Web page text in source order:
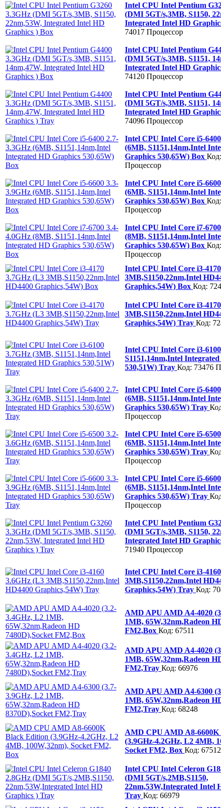
Intel CPU Intel Pentium
(DMI 5GT/s,3MB, S1150,
Integrated Intel HD
74017 Процессор
Intel CPU Intel Pentium
(DMI 5GT/s,3MB, S1151,
Integrated Intel HD
74120 Процессор
Intel CPU Intel Pentium
(DMI 5GT/s,3MB, S1151,
Integrated Intel HD
74096 Процессор
Intel CPU Intel Core i5-
(6MB, S1151,14nm,Intel
Graphics 530,65W) Box
Процессор
Intel CPU Intel Core i5-
(6MB, S1151,14nm,Intel
Graphics 530,65W) Box
Процессор
Intel CPU Intel Core i7-
(8MB, S1151,14nm,Intel
Graphics 530,65W) Box
Процессор
Intel CPU Intel Core i3-
3MB,S1150,22nm,Intel
Graphics,54W) Box Код:
Intel CPU Intel Core i3-
3MB,S1150,22nm,Intel
Graphics,54W) Tray Код:
Intel CPU Intel Core i3-
S1151,14nm,Intel
530,51W) Tray Код: 73476
Intel CPU Intel Core i5-
(6MB, S1151,14nm,Intel
Graphics 530,65W) Tray
Процессор
Intel CPU Intel Core i5-
(6MB, S1151,14nm,Intel
Graphics 530,65W) Tray
Процессор
Intel CPU Intel Core i5-
(6MB, S1151,14nm,Intel
Graphics 530,65W) Tray
Процессор
Intel CPU Intel Pentium
(DMI 5GT/s,3MB, S1150,
Integrated Intel HD
71940 Процессор
Intel CPU Intel Core i3-
3MB,S1150,22nm,Intel
Graphics,54W) Tray Код:
AMD APU AMD A4-4020
1MB, 65W,32nm,Radeon
FM2,Box Код: 67511
AMD APU AMD A4-4020
1MB, 65W,32nm,Radeon
FM2,Tray Код: 66976
AMD APU AMD A4-6300
1MB, 65W,32nm,Radeon
FM2,Tray Код: 68248
AMD CPU AMD A8-
(3.9GHz-4.2GHz, L2 4MB,
Socket FM2, Box Код: 67512
Intel CPU Intel Celeron
(DMI 5GT/s,2MB,S1150,
22nm,53W,Integrated Intel
Tray Код: 66979